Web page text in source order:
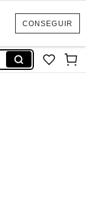
CONSEGUIR